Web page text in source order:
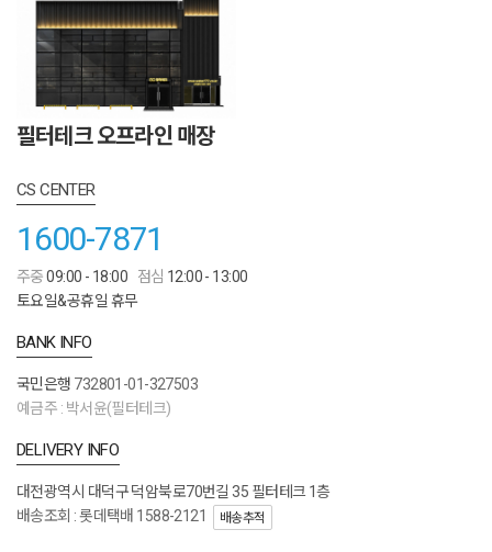
필터테크 오프라인 매장
CS CENTER
1600-7871
주중09:00 - 18:00 점심 12:00 - 13:00
토요일&공휴일 휴무
BANK INFO
국민은행 732801-01-327503
예금주 : 박서윤(필터테크)
DELIVERY INFO
대전광역시 대덕구 덕암북로70번길 35 필터테크 1층
배송조회 : 롯데택배 1588-2121
배송추적